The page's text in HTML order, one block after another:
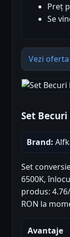
Preț
Se
Vezi oferta
Set Becuri
Brand:
Set
6500K,
produs:
RON la
Avantaje